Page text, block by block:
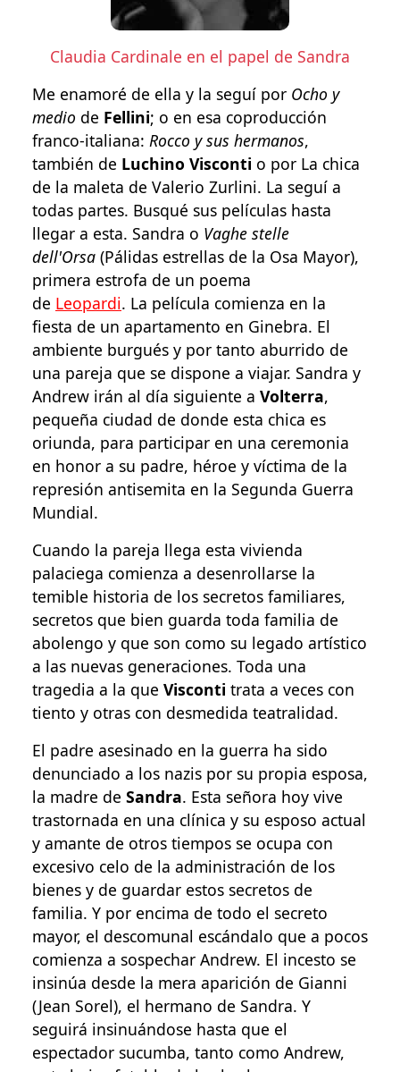
Claudia Cardinale en el papel de Sandra
Me enamoré de ella y la seguí por Ocho y
medio de Fellini; o en esa coproducción
franco-italiana: Rocco y sus hermanos,
también de Luchino Visconti o por La chica
de la maleta de Valerio Zurlini. La seguí a
todas partes. Busqué sus películas hasta
llegar a esta. Sandra o Vaghe stelle
dell'Orsa (Pálidas estrellas de la Osa Mayor),
primera estrofa de un poema
de Leopardi. La película comienza en la
fiesta de un apartamento en Ginebra. El
ambiente burgués y por tanto aburrido de
una pareja que se dispone a viajar. Sandra y
Andrew irán al día siguiente a Volterra,
pequeña ciudad de donde esta chica es
oriunda, para participar en una ceremonia
en honor a su padre, héroe y víctima de la
represión antisemita en la Segunda Guerra
Mundial.
Cuando la pareja llega esta vivienda
palaciega comienza a desenrollarse la
temible historia de los secretos familiares,
secretos que bien guarda toda familia de
abolengo y que son como su legado artístico
a las nuevas generaciones. Toda una
tragedia a la que Visconti trata a veces con
tiento y otras con desmedida teatralidad.
El padre asesinado en la guerra ha sido
denunciado a los nazis por su propia esposa,
la madre de Sandra. Esta señora hoy vive
trastornada en una clínica y su esposo actual
y amante de otros tiempos se ocupa con
excesivo celo de la administración de los
bienes y de guardar estos secretos de
familia. Y por encima de todo el secreto
mayor, el descomunal escándalo que a pocos
comienza a sospechar Andrew. El incesto se
insinúa desde la mera aparición de Gianni
(Jean Sorel), el hermano de Sandra. Y
seguirá insinuándose hasta que el
espectador sucumba, tanto como Andrew,